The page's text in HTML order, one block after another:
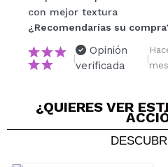
¿Recomendarías su
con mejor textura
¿Recomendarías su
|
Opinión
verificada
|
Alba
Me está encantando este
¿QUIERES VER